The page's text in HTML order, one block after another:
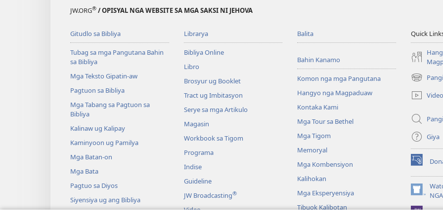
JW.ORG® / OPISYAL NGA WEBSITE SA MGA SAKSI NI JEHOVA
Gitudlo sa Bibliya
Tubag sa mga Pangutana Bahin
sa Bibliya
Mga Teksto Gipatin-aw
Pagtuon sa Bibliya
Mga Tabang sa Pagtuon sa
Bibliya
Kalinaw ug Kalipay
Kaminyoon ug Pamilya
Mga Batan-on
Mga Bata
Pagtuo sa Diyos
Siyensiya ug ang Bibliya
Librarya
Bibliya Online
Libro
Brosyur ug Booklet
Tract ug Imbitasyon
Serye sa mga Artikulo
Magasin
Workbook sa Tigom
Programa
Indise
Guideline
JW Broadcasting®
Video
Balita
Bahin Kanamo
Komon nga mga Pangutana
Hangyo nga Magpaduaw
Kontaka Kami
Mga Tour sa Bethel
Mga Tigom
Memoryal
Mga Kombensiyon
Kalihokan
Mga Eksperyensiya
Tibuok Kalibotan
Quick
(mo-
open
ug
ong
Video
Giya
(mo-
open
ug
bag-
window)
(mo-
open